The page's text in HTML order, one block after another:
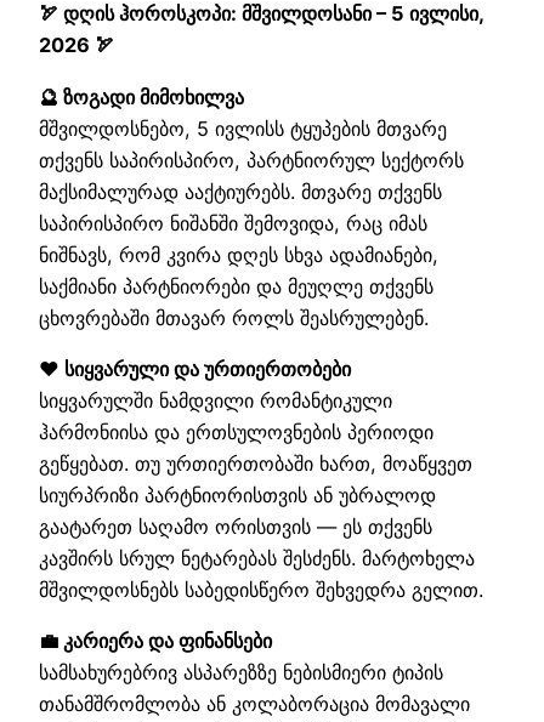
🏹 დღის ჰოროსკოპი: მშვილდოსანი – 5 ივლისი,
2026 🏹
🔮 ზოგადი მიმოხილვა
მშვილდოსნებო, 5 ივლისს ტყუპების მთვარე
თქვენს საპირისპირო, პარტნიორულ სექტორს
მაქსიმალურად ააქტიურებს. მთვარე თქვენს
საპირისპირო ნიშანში შემოვიდა, რაც იმას
ნიშნავს, რომ კვირა დღეს სხვა ადამიანები,
საქმიანი პარტნიორები და მეუღლე თქვენს
ცხოვრებაში მთავარ როლს შეასრულებენ.
❤️ სიყვარული და ურთიერთობები
სიყვარულში ნამდვილი რომანტიკული
ჰარმონიისა და ერთსულოვნების პერიოდი
გეწყებათ. თუ ურთიერთობაში ხართ, მოაწყვეთ
სიურპრიზი პარტნიორისთვის ან უბრალოდ
გაატარეთ საღამო ორისთვის — ეს თქვენს
კავშირს სრულ ნეტარებას შესძენს. მარტოხელა
მშვილდოსნებს საბედისწერო შეხვედრა გელით.
💼 კარიერა და ფინანსები
სამსახურებრივ ასპარეზზე ნებისმიერი ტიპის
თანამშრომლობა ან კოლაბორაცია მომავალი